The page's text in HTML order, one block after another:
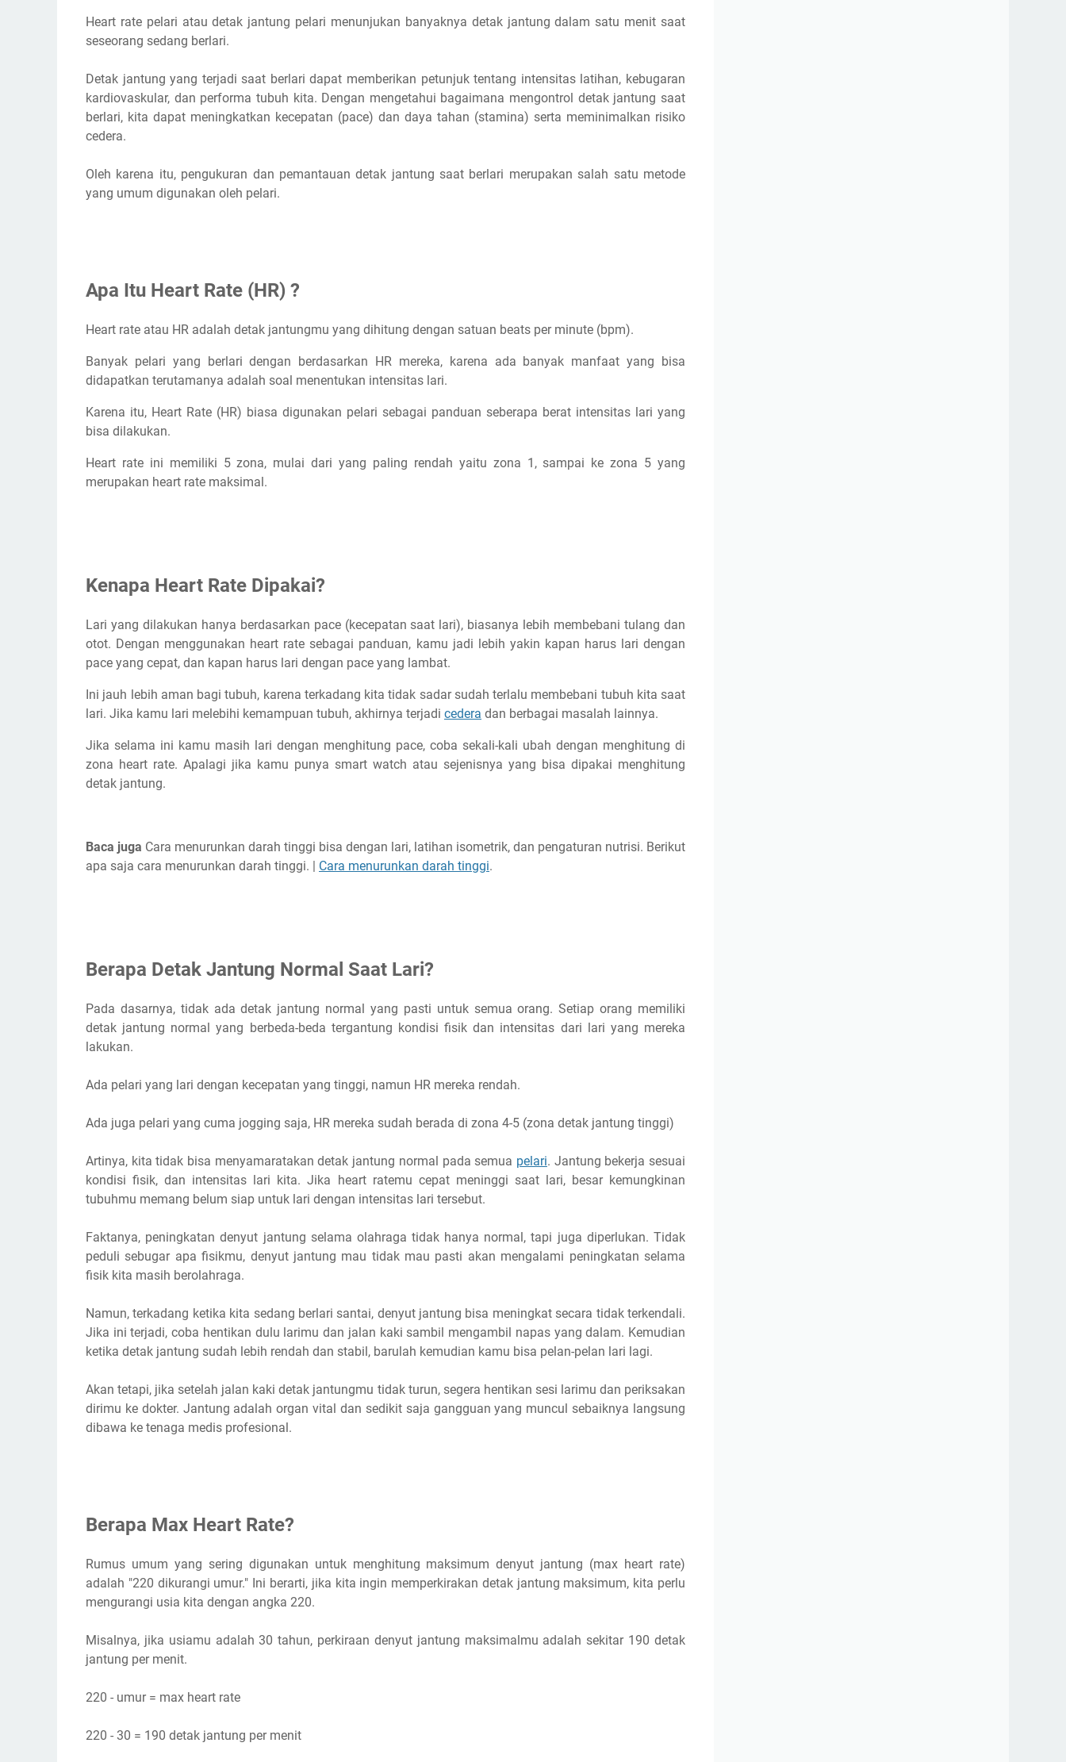
Berapa Max Heart Rate?
Apa Itu Zona Heart Rate? | 5 Zona Heart Rate Saat Lari
Zona 2 HR Saat Olahraga Lari
Zona 3 HR Saat Olahraga Lari
Apa Itu Zone Aerobik?
Cara Melatih Heart Rate
Lari Sebentar Jantung Berdebar
Intensitas olahraga yang tinggi
Kondisi fisik tidak bugar
Suhu tubuh & suhu udara yang meningkat
Apa Akibat Heart Rate Tinggi?
Kesimpulan
Daftar Para Ahli di Artikel Ini
Heart rate pelari atau detak jantung pelari menunjukan banyaknya detak jantung dalam satu menit saat
seseorang sedang berlari.
Detak jantung yang terjadi saat berlari dapat memberikan petunjuk tentang intensitas latihan, kebugaran
kardiovaskular, dan performa tubuh kita. Dengan mengetahui bagaimana mengontrol detak jantung saat
berlari, kita dapat meningkatkan kecepatan (pace) dan daya tahan (stamina) serta meminimalkan risiko
cedera.
Oleh karena itu, pengukuran dan pemantauan detak jantung saat berlari merupakan salah satu metode
yang umum digunakan oleh pelari.
Apa Itu Heart Rate (HR) ?
Heart rate atau HR adalah detak jantungmu yang dihitung dengan satuan beats per minute (bpm).
Banyak pelari yang berlari dengan berdasarkan HR mereka, karena ada banyak manfaat yang bisa
didapatkan terutamanya adalah soal menentukan intensitas lari.
Karena itu, Heart Rate (HR) biasa digunakan pelari sebagai panduan seberapa berat intensitas lari yang
bisa dilakukan.
Heart rate ini memiliki 5 zona, mulai dari yang paling rendah yaitu zona 1, sampai ke zona 5 yang
merupakan heart rate maksimal.
Kenapa Heart Rate Dipakai?
Lari yang dilakukan hanya berdasarkan pace (kecepatan saat lari), biasanya lebih membebani tulang dan
otot. Dengan menggunakan heart rate sebagai panduan, kamu jadi lebih yakin kapan harus lari dengan
pace yang cepat, dan kapan harus lari dengan pace yang lambat.
Ini jauh lebih aman bagi tubuh, karena terkadang kita tidak sadar sudah terlalu membebani tubuh kita saat
lari. Jika kamu lari melebihi kemampuan tubuh, akhirnya terjadi cedera dan berbagai masalah lainnya.
Jika selama ini kamu masih lari dengan menghitung pace, coba sekali-kali ubah dengan menghitung di
zona heart rate. Apalagi jika kamu punya smart watch atau sejenisnya yang bisa dipakai menghitung
detak jantung.
Baca juga Cara menurunkan darah tinggi bisa dengan lari, latihan isometrik, dan pengaturan nutrisi. Berikut
apa saja cara menurunkan darah tinggi. | Cara menurunkan darah tinggi.
Berapa Detak Jantung Normal Saat Lari?
Pada dasarnya, tidak ada detak jantung normal yang pasti untuk semua orang. Setiap orang memiliki
detak jantung normal yang berbeda-beda tergantung kondisi fisik dan intensitas dari lari yang mereka
lakukan.
Ada pelari yang lari dengan kecepatan yang tinggi, namun HR mereka rendah.
Ada juga pelari yang cuma jogging saja, HR mereka sudah berada di zona 4-5 (zona detak jantung tinggi)
Artinya, kita tidak bisa menyamaratakan detak jantung normal pada semua pelari. Jantung bekerja sesuai
kondisi fisik, dan intensitas lari kita. Jika heart ratemu cepat meninggi saat lari, besar kemungkinan
tubuhmu memang belum siap untuk lari dengan intensitas lari tersebut.
Faktanya, peningkatan denyut jantung selama olahraga tidak hanya normal, tapi juga diperlukan. Tidak
peduli sebugar apa fisikmu, denyut jantung mau tidak mau pasti akan mengalami peningkatan selama
fisik kita masih berolahraga.
Namun, terkadang ketika kita sedang berlari santai, denyut jantung bisa meningkat secara tidak terkendali.
Jika ini terjadi, coba hentikan dulu larimu dan jalan kaki sambil mengambil napas yang dalam. Kemudian
ketika detak jantung sudah lebih rendah dan stabil, barulah kemudian kamu bisa pelan-pelan lari lagi.
Akan tetapi, jika setelah jalan kaki detak jantungmu tidak turun, segera hentikan sesi larimu dan periksakan
dirimu ke dokter. Jantung adalah organ vital dan sedikit saja gangguan yang muncul sebaiknya langsung
dibawa ke tenaga medis profesional.
Berapa Max Heart Rate?
Rumus umum yang sering digunakan untuk menghitung maksimum denyut jantung (max heart rate)
adalah "220 dikurangi umur." Ini berarti, jika kita ingin memperkirakan detak jantung maksimum, kita perlu
mengurangi usia kita dengan angka 220.
Misalnya, jika usiamu adalah 30 tahun, perkiraan denyut jantung maksimalmu adalah sekitar 190 detak
jantung per menit.
220 - umur = max heart rate
220 - 30 = 190 detak jantung per menit